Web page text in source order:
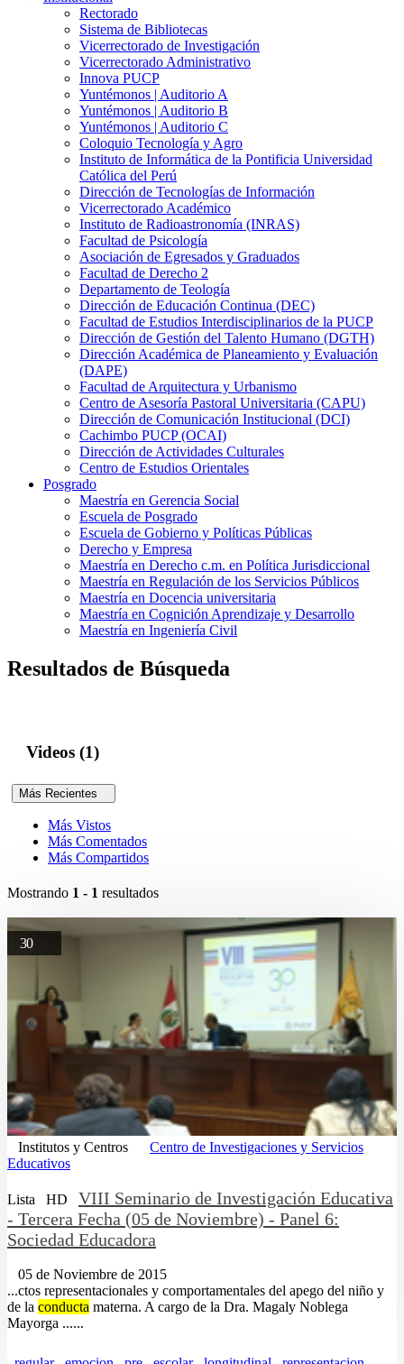
Rectorado
Sistema de Bibliotecas
Vicerrectorado de Investigación
Vicerrectorado Administrativo
Innova PUCP
Yuntémonos | Auditorio A
Yuntémonos | Auditorio B
Yuntémonos | Auditorio C
Coloquio Tecnología y Agro
Instituto de Informática de la Pontificia Universidad
Católica del Perú
Dirección de Tecnologías de Información
Vicerrectorado Académico
Instituto de Radioastronomía (INRAS)
Facultad de Psicología
Asociación de Egresados y Graduados
Facultad de Derecho 2
Departamento de Teología
Dirección de Educación Continua (DEC)
Facultad de Estudios Interdisciplinarios de la PUCP
Dirección de Gestión del Talento Humano (DGTH)
Dirección Académica de Planeamiento y Evaluación
(DAPE)
Facultad de Arquitectura y Urbanismo
Centro de Asesoría Pastoral Universitaria (CAPU)
Dirección de Comunicación Institucional (DCI)
Cachimbo PUCP (OCAI)
Dirección de Actividades Culturales
Centro de Estudios Orientales
Posgrado
Maestría en Gerencia Social
Escuela de Posgrado
Escuela de Gobierno y Políticas Públicas
Derecho y Empresa
Maestría en Derecho c.m. en Política Jurisdiccional
Maestría en Regulación de los Servicios Públicos
Maestría en Docencia universitaria
Maestría en Cognición Aprendizaje y Desarrollo
Maestría en Ingeniería Civil
Resultados de Búsqueda
Videos (1)
Más Recientes
Más Vistos
Más Comentados
Más Compartidos
Mostrando 1 - 1 resultados
30
Institutos y Centros
Centro de Investigaciones y Servicios
Educativos
Lista HD
VIII Seminario de Investigación Educativa
- Tercera Fecha (05 de Noviembre) - Panel 6:
Sociedad Educadora
05 de Noviembre de 2015
...ctos representacionales y comportamentales del apego del niño y
de la conducta materna. A cargo de la Dra. Magaly Noblega
Mayorga ......